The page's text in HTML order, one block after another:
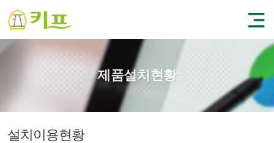
제품설치현황
설치이용현황